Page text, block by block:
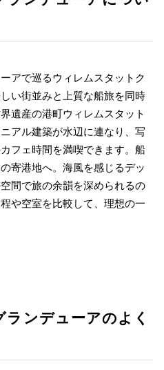
アで巡るウィレムスタットク
い街並みと上質な船旅を同時
遺産の港町ウィレムスタット
アル建築が水辺に連なり、写
フェ時間を満喫できます。船
寄港地へ。海風を感じるデッ
間で旅の余韻を深められるの
や空室を比較して、理想の一
ンデューアのよく